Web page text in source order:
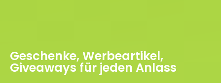
Geschenke, Werbeartikel,
Giveaways für jeden Anlass